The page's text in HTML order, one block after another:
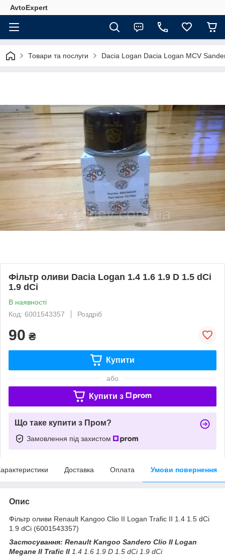
AvtoExpert
Товари та послуги Dacia Logan Dacia Logan MCV
Фільтр оливи Dacia Logan 1.4 1.6 1.9 D 1.5 dCi
1.9 dCi
В наявності
Код: 6001543357
Роздріб
90 ₴
Купити
або
Купити з
Що таке купити з Пром?
Замовлення під захистом
Доставка Оплата Умови повернення
Опис
Фільтр оливи Renault Kangoo Clio II Logan Trafic II 1.4 1.5 dCi
1.9 dCi (6001543357)
Застосування: Renault Kangoo Sandero Clio II Logan
Megane II Trafic II 1.4 1.6 1.9 D 1.5 dCi 1.9 dCi